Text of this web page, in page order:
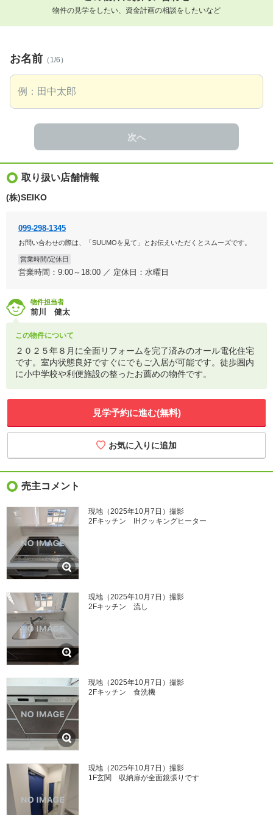
物件の見学をしたい、資金計画の相談をしたいなど
お名前 （1/6）
次へ
取り扱い店舗情報
(株)SEIKO
099-298-1345
お問い合わせの際は、「SUUMOを見て」とお伝えいただくとスムーズです。
営業時間/定休日
営業時間：9:00～18:00 ／ 定休日：水曜日
物件担当者
前川 健太
この物件について
２０２５年８月に全面リフォームを完了済みのオール電化住宅
です。室内状態良好ですぐにでもご入居が可能です。徒歩圏内
に小中学校や利便施設の整ったお薦めの物件です。
見学予約に進む(無料)
売主コメント
現地（2025年10月7日）撮影
2Fキッチン IHクッキングヒーター
現地（2025年10月7日）撮影
2Fキッチン 流し
現地（2025年10月7日）撮影
2Fキッチン 食洗機
現地（2025年10月7日）撮影
1F玄関 収納扉が全面鏡張りです